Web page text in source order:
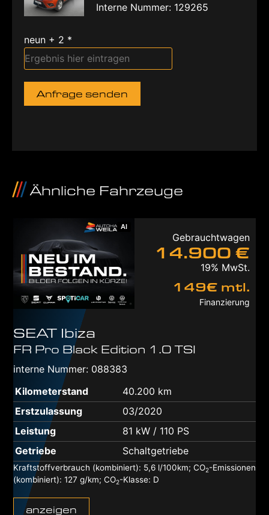
Interne Nummer: 129265
neun + 2 *
Anfrage senden
Ähnliche Fahrzeuge
AI
Gebrauchtwagen
14.900 €
19% MwSt.
149€ mtl.
Finanzierung
SEAT Ibiza
FR Pro Black Edition 1.0 TSI
interne Nummer: 088383
Kilometerstand
40.200 km
Erstzulassung
03/2020
Leistung
81 kW / 110 PS
Getriebe
Schaltgetriebe
Kraftstoffverbrauch (kombiniert): 5,6 l/100km; CO2-Emissionen
(kombiniert): 127 g/km; CO2-Klasse: D
anzeigen